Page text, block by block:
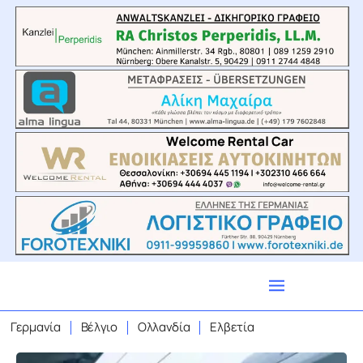
Γερμανία Βέλγιο Ολλανδία Ελβετία